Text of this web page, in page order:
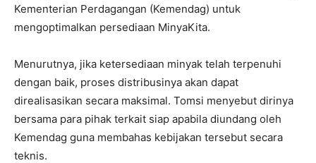
Kementerian Perdagangan (Kemendag) untuk
mengoptimalkan persediaan MinyaKita.
Menurutnya, jika ketersediaan minyak telah terpenuhi
dengan baik, proses distribusinya akan dapat
direalisasikan secara maksimal. Tomsi menyebut dirinya
bersama para pihak terkait siap apabila diundang oleh
Kemendag guna membahas kebijakan tersebut secara
teknis.